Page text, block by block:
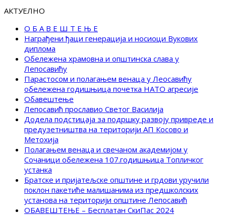
АКТУЕЛНО
О Б А В Е Ш Т Е Њ Е
Награђени ђаци генерација и носиоци Вукових
диплома
Обележена храмовна и општинска слава у
Лепосавићу
Парастосом и полагањем венаца у Леосавићу
обележена годишњица почетка НАТО агресије
Обавештење
Лепосавић прославио Светог Василија
Додела подстицаја за подршку развоју привреде и
предузетништва на територији АП Косово и
Метохија
Полагањем венаца и свечаном академијом у
Сочаници обележена 107.годишњица Топличког
устанка
Братске и пријатељске општине и грдови уручили
поклон пакетиће малишанима из предшколских
установа на територији општине Лепосавић
ОБАВЕШТЕЊЕ – Бесплатан СкиПас 2024